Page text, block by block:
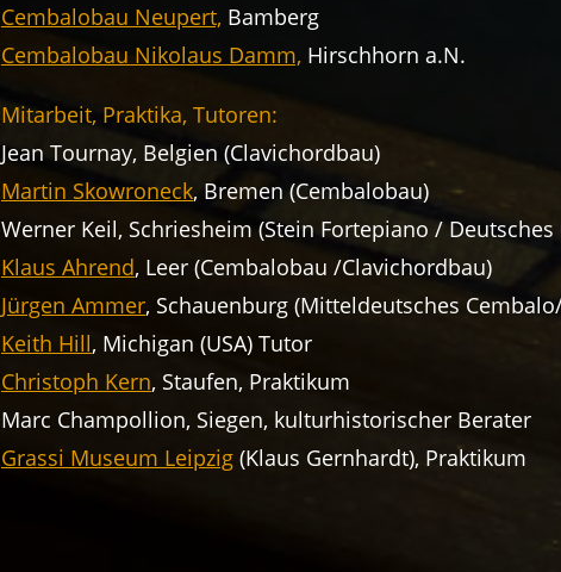
Cembalobau Neupert, Bamberg
Cembalobau Nikolaus Damm, Hirschhorn a.N.
Mitarbeit, Praktika, Tutoren:
Jean Tournay, Belgien (Clavichordbau)
Martin Skowroneck, Bremen (Cembalobau)
Werner Keil, Schriesheim (Stein Fortepiano / Deutsches
Klaus Ahrend, Leer (Cembalobau /Clavichordbau)
Jürgen Ammer, Schauenburg (Mitteldeutsches
Keith Hill, Michigan (USA) Tutor
Christoph Kern, Staufen, Praktikum
Marc Champollion, Siegen, kulturhistorischer Berater
Grassi Museum Leipzig(Klaus Gernhardt), Praktikum